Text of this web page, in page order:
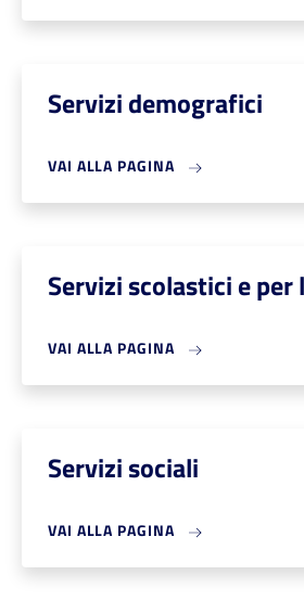
Servizi demografici
VAI ALLA PAGINA
Servizi scolastici e
VAI ALLA PAGINA
Servizi sociali
VAI ALLA PAGINA